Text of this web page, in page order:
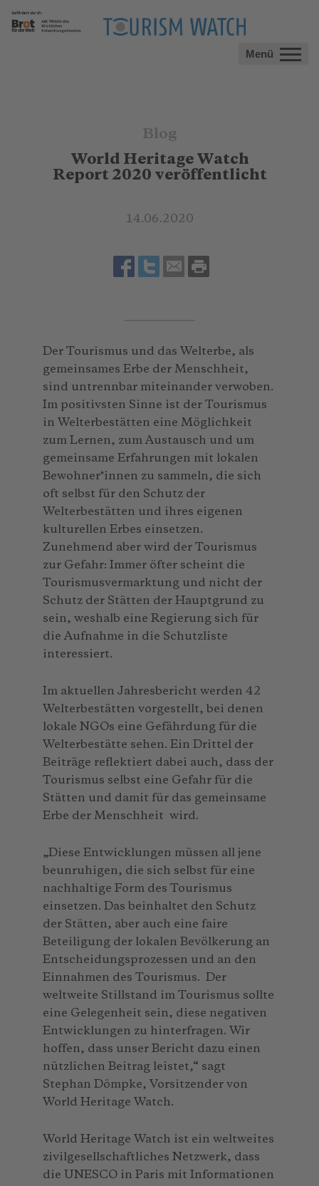
Menü
Blog
World Heritage Watch
Report 2020 veröffentlicht
14.06.2020
Der Tourismus und das Welterbe, als
gemeinsames Erbe der Menschheit,
sind untrennbar miteinander verwoben.
Im positivsten Sinne ist der Tourismus
in Welterbestätten eine Möglichkeit
zum Lernen, zum Austausch und um
gemeinsame Erfahrungen mit lokalen
Bewohner*innen zu sammeln, die sich
oft selbst für den Schutz der
Welterbestätten und ihres eigenen
kulturellen Erbes einsetzen.
Zunehmend aber wird der Tourismus
zur Gefahr: Immer öfter scheint die
Tourismusvermarktung und nicht der
Schutz der Stätten der Hauptgrund zu
sein, weshalb eine Regierung sich für
die Aufnahme in die Schutzliste
interessiert.
Im aktuellen Jahresbericht werden 42
Welterbestätten vorgestellt, bei denen
lokale NGOs eine Gefährdung für die
Welterbestätte sehen. Ein Drittel der
Beiträge reflektiert dabei auch, dass der
Tourismus selbst eine Gefahr für die
Stätten und damit für das gemeinsame
Erbe der Menschheit wird.
„Diese Entwicklungen müssen all jene
beunruhigen, die sich selbst für eine
nachhaltige Form des Tourismus
einsetzen. Das beinhaltet den Schutz
der Stätten, aber auch eine faire
Beteiligung der lokalen Bevölkerung an
Entscheidungsprozessen und an den
Einnahmen des Tourismus. Der
weltweite Stillstand im Tourismus sollte
eine Gelegenheit sein, diese negativen
Entwicklungen zu hinterfragen. Wir
hoffen, dass unser Bericht dazu einen
nützlichen Beitrag leistet,“ sagt
Stephan Dömpke, Vorsitzender von
World Heritage Watch.
World Heritage Watch ist ein weltweites
zivilgesellschaftliches Netzwerk, dass
die UNESCO in Paris mit Informationen